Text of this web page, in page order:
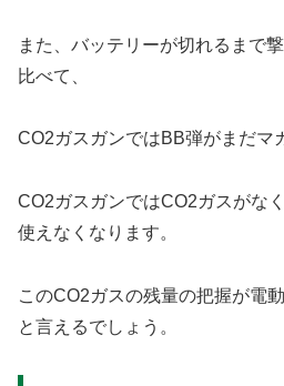
また、バッテリーが切れるまで
比べて、
CO2ガスガンではBB弾がまだマ
CO2ガスガンではCO2ガスがな
使えなくなります。
このCO2ガスの残量の把握が電
と言えるでしょう。